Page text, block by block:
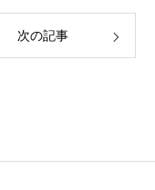
次の記事